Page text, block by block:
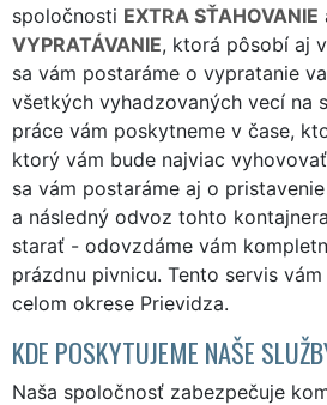
spoločnosti EXTRA SŤAHOVANIE
VYPRATÁVANIE, ktorá pôsobí aj
sa vám postaráme o vypratanie
všetkých vyhadzovaných vecí na
práce vám poskytneme v čase,
ktorý vám bude najviac
sa vám postaráme aj o
a následný odvoz tohto
starať - odovzdáme vám
prázdnu pivnicu. Tento servis
celom okrese Prievidza.
KDE POSKYTUJEME NAŠE
Naša spoločnosť zabezpečuje